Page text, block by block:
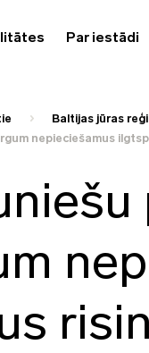
Par iestādi
Baltijas jūras
nepieciešamus